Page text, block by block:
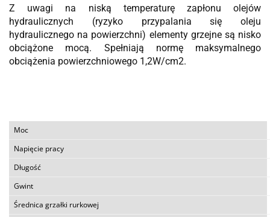
Z uwagi na niską temperaturę zapłonu olejów
hydraulicznych (ryzyko przypalania się oleju
hydraulicznego na powierzchni) elementy grzejne są nisko
obciążone mocą. Spełniają normę maksymalnego
obciążenia powierzchniowego 1,2W/cm2.
Moc
Napięcie pracy
Długość
Gwint
Średnica grzałki rurkowej